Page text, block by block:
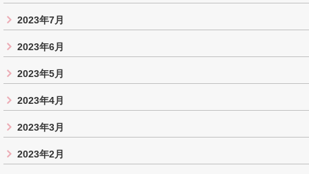
2023年7月
2023年6月
2023年5月
2023年4月
2023年3月
2023年2月